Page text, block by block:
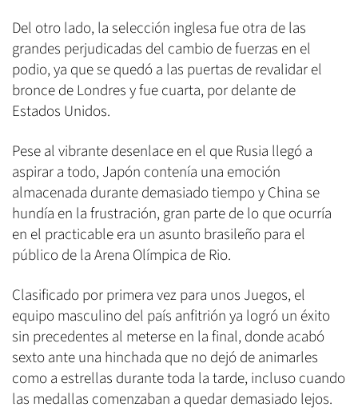
Del otro lado, la selección inglesa fue otra de las
grandes perjudicadas del cambio de fuerzas en el
podio, ya que se quedó a las puertas de revalidar el
bronce de Londres y fue cuarta, por delante de
Estados Unidos.
Pese al vibrante desenlace en el que Rusia llegó a
aspirar a todo, Japón contenía una emoción
almacenada durante demasiado tiempo y China se
hundía en la frustración, gran parte de lo que ocurría
en el practicable era un asunto brasileño para el
público de la Arena Olímpica de Rio.
Clasificado por primera vez para unos Juegos, el
equipo masculino del país anfitrión ya logró un éxito
sin precedentes al meterse en la final, donde acabó
sexto ante una hinchada que no dejó de animarles
como a estrellas durante toda la tarde, incluso cuando
las medallas comenzaban a quedar demasiado lejos.